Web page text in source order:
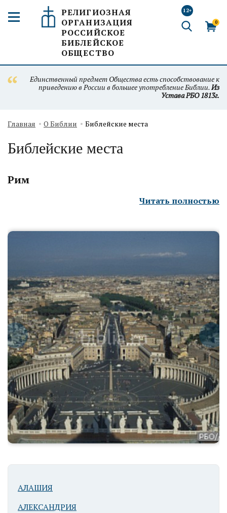
РЕЛИГИОЗНАЯ
ОРГАНИЗАЦИЯ
РОССИЙСКОЕ
БИБЛЕЙСКОЕ
ОБЩЕСТВО
12+
0
Единственный предмет Общества есть способствование к
приведению в России в большее употребление Библии.Из
Устава РБО 1813г.
Главная О Библии Библейские места
Библейские места
Рим
Читать полностью
АЛАШИЯ
АЛЕКСАНДРИЯ